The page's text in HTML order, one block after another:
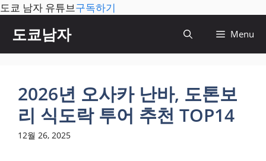
도쿄 남자 유튜브구독하기
츠
도쿄남자 Menu
2026년 오사카 난바, 도톤보
리 식도락 투어 추천 TOP14
12월 26, 2025